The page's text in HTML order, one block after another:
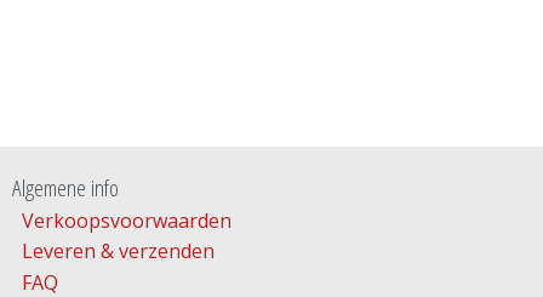
Algemene info
Verkoopsvoorwaarden
Leveren & verzenden
FAQ